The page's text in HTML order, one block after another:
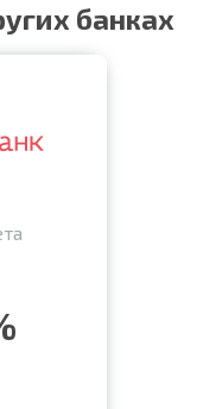
банках